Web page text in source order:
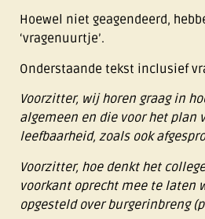
Hoewel niet geagendeerd,
‘vragenuurtje’.
Onderstaande tekst inclusief
Voorzitter, wij horen graag in
algemeen en die voor het plan
leefbaarheid, zoals ook
Voorzitter, hoe denkt het
voorkant oprecht mee te laten
opgesteld over burgerinbreng